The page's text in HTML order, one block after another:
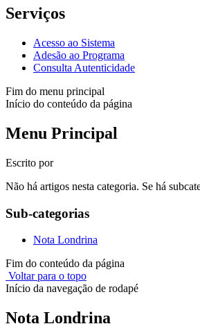
Serviços
Acesso ao Sistema
Adesão ao Programa
Consulta Autenticidade
Fim do menu principal
Início do conteúdo da página
Menu Principal
Escrito por
Não há artigos nesta categoria. Se há
Sub-categorias
Nota Londrina
Fim do conteúdo da página
Voltar para o topo
Início da navegação de rodapé
Nota Londrina